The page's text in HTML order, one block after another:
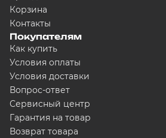
Корзина
Контакты
Покупателям
Как купить
Условия оплаты
Условия доставки
Вопрос-ответ
Сервисный центр
Гарантия на товар
Возврат товара